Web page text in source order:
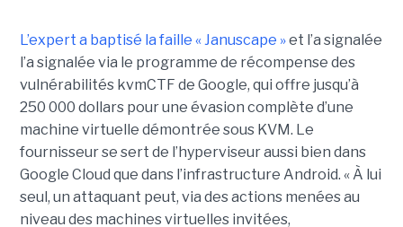
L’expert a baptisé la faille « Januscape »et l’a signalée
l’a signalée via le programme de récompense des
vulnérabilités kvmCTF de Google, qui offre jusqu’à
250 000 dollars pour une évasion complète d’une
machine virtuelle démontrée sous KVM. Le
fournisseur se sert de l’hyperviseur aussi bien dans
Google Cloud que dans l’infrastructure Android. « À lui
seul, un attaquant peut, via des actions menées au
niveau des machines virtuelles invitées,